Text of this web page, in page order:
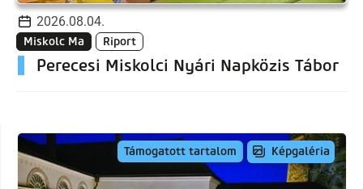
2026.08.04.
Miskolc Ma Riport
Perecesi Miskolci Nyári Napközis Tábor
Támogatott tartalom Képgaléria